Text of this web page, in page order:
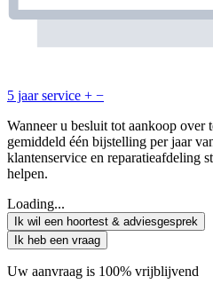
5 jaar service + −
Wanneer u besluit tot aankoop over
gemiddeld één bijstelling per jaar
klantenservice en reparatieafdeling
helpen.
Loading...
Ik wil een hoortest & adviesgesprek
Ik heb een vraag
Uw aanvraag is 100% vrijblijvend